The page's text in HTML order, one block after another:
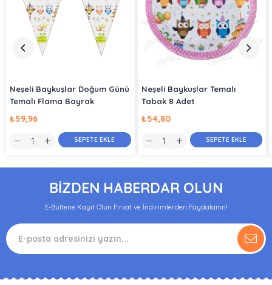
Neşeli Baykuşlar Doğum Günü
Temalı Flama Bayrak
₺59,96
SEPETE EKLE
Neşeli Baykuşlar Temalı
Tabak 8 Adet
₺54,80
SEPETE EKLE
BİZDEN HABERDAR OLUN
E-Bültene Kayıt Olun Fırsat ve İndirimlerden Faydalanın!